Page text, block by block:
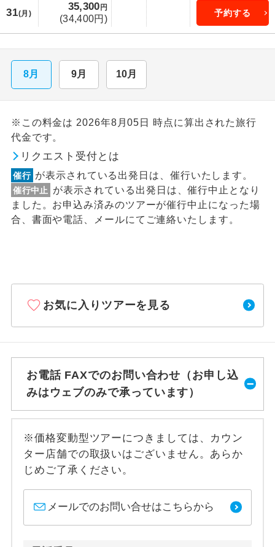
31(月)
35,300 円
(34,400円)
予約する
8月 9月 10月
※この料金は 2026年8月05日 時点に算出された旅行
代金です。
リクエスト受付とは
催行 が表示されている出発日は、催行いたします。
催行中止
が表示されている出発日は、催行中止となり
ました。お申込み済みのツアーが催行中止になった場
合、書面や電話、メールにてご連絡いたします。
お気に入りツアーを見る
お電話 FAXでのお問い合わせ（お申し込
みはウェブのみで承っています）
※価格変動型ツアーにつきましては、カウン
ター店舗での取扱いはございません。あらか
じめご了承ください。
メールでのお問い合せはこちらから